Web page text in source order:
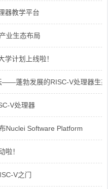
器教学平台
业生态布局
学计划上线啦！
蓬勃发展的RISC-V处理器生态
V处理器
Nuclei Software Platform
啦！
V之门